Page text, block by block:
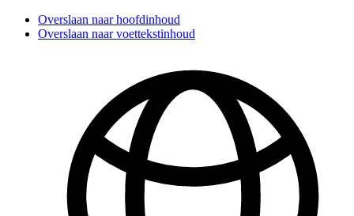
Overslaan naar hoofdinhoud
Overslaan naar voettekstinhoud